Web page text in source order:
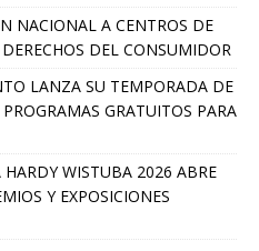
NACIONAL A CENTROS DE
DEL CONSUMIDOR
LANZA SU TEMPORADA DE
GRATUITOS PARA
HARDY WISTUBA 2026 ABRE
Y EXPOSICIONES